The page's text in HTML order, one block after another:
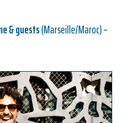
& guests(Marseille/Maroc) –